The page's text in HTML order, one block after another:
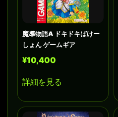
魔導物語A ドキドキばけー
しょん ゲームギア
¥10,400
詳細を見る